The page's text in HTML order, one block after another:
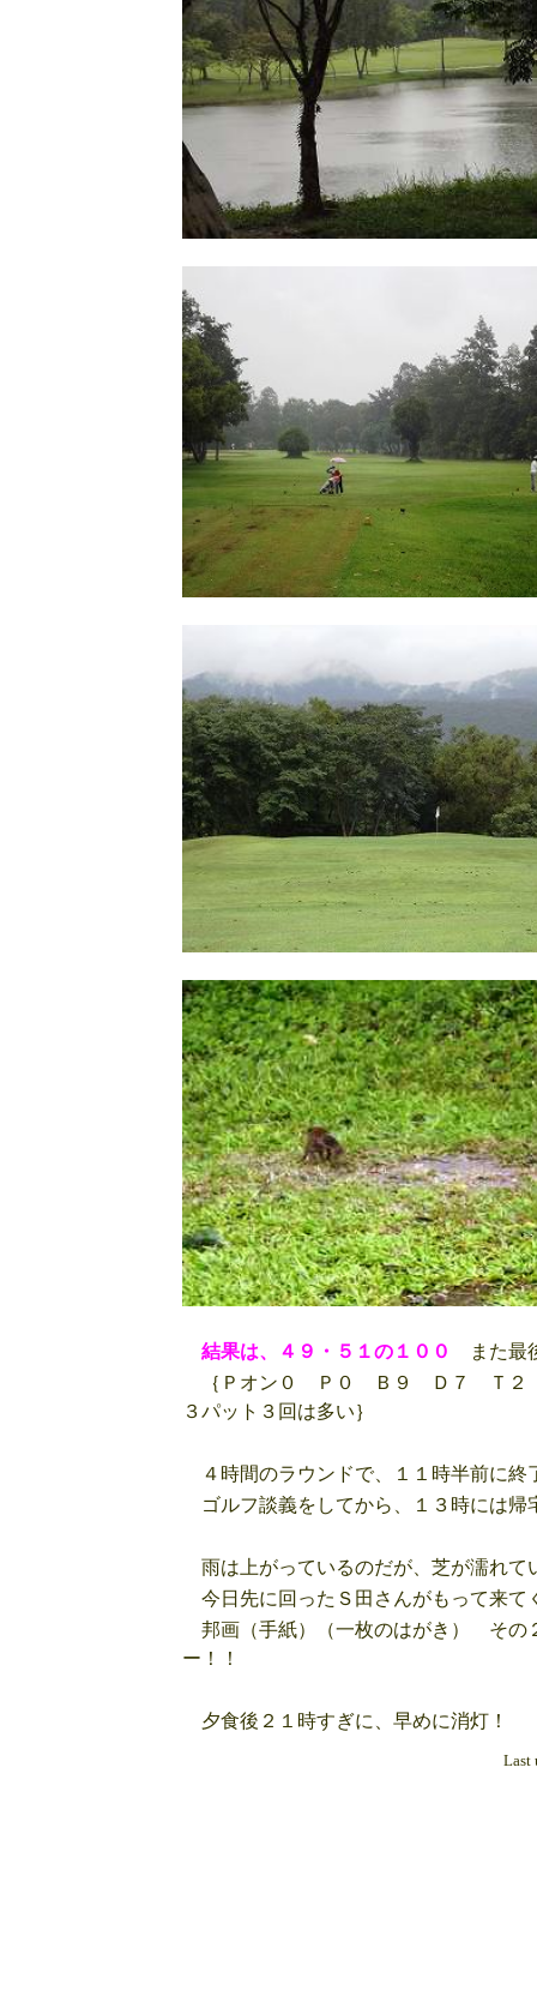
結果は、４９・５１の１００
また最
｛Ｐオン０ Ｐ０ Ｂ９ Ｄ７ Ｔ２
３パット３回は多い｝
４時間のラウンドで、１１時半前に終
ゴルフ談義をしてから、１３時には帰
雨は上がっているのだが、芝が濡れて
今日先に回ったＳ田さんがもって来て
邦画（手紙）（一枚のはがき） その
ー！！
夕食後２１時すぎに、早めに消灯！
Last